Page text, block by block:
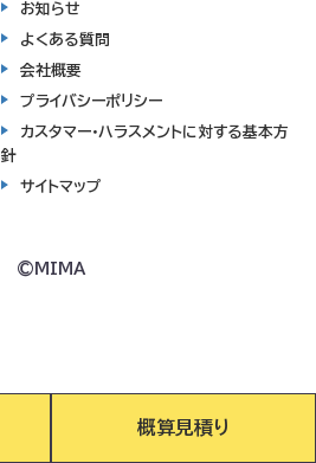
お知らせ
よくある質問
会社概要
プライバシーポリシー
カスタマー・ハラスメントに対する基本方
針
サイトマップ
©MIMA
概算見積り